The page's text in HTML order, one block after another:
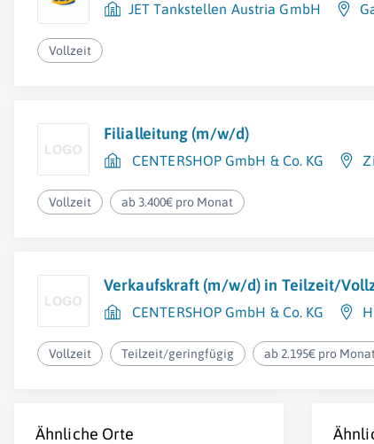
JET Tankstellen Austria GmbH
Vollzeit
Filialleitung (m/w/d)
CENTERSHOP GmbH & Co. KG
Vollzeit ab 3.400€ pro Monat
Verkaufskraft (m/w/d) in Teilzeit/
CENTERSHOP GmbH & Co. KG
Vollzeit Teilzeit/geringfügig ab 2.195€ pro Monat
Ähnliche Orte